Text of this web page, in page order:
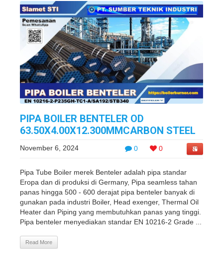
PIPA BOILER BENTELER OD
63.50X4.00X12.300MMCARBON STEEL
0 0
November 6, 2024
Pipa Tube Boiler merek Benteler adalah pipa standar
Eropa dan di produksi di Germany, Pipa seamless tahan
panas hingga 500 - 600 derajat pipa benteler banyak di
gunakan pada industri Boiler, Head exenger, Thermal Oil
Heater dan Piping yang membutuhkan panas yang tinggi.
Pipa benteler menyediakan standar EN 10216-2 Grade ...
Read More